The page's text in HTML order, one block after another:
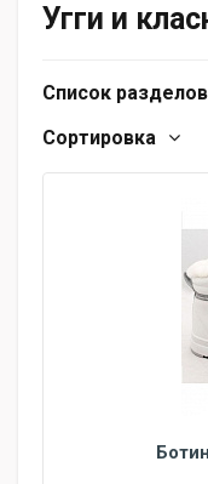
Угги и
Список разделов
Сортировка